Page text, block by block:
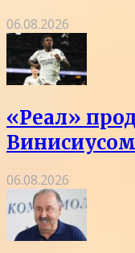
06.08.2026
«Реал»
06.08.2026